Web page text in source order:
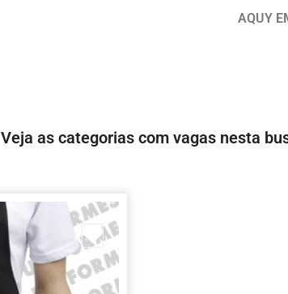
AQUY
Veja as categorias com vagas nesta
Marcar como Favorito